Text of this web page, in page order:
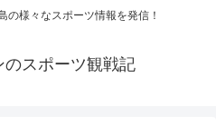
の様々なスポーツ情報を発信！
のスポーツ観戦記